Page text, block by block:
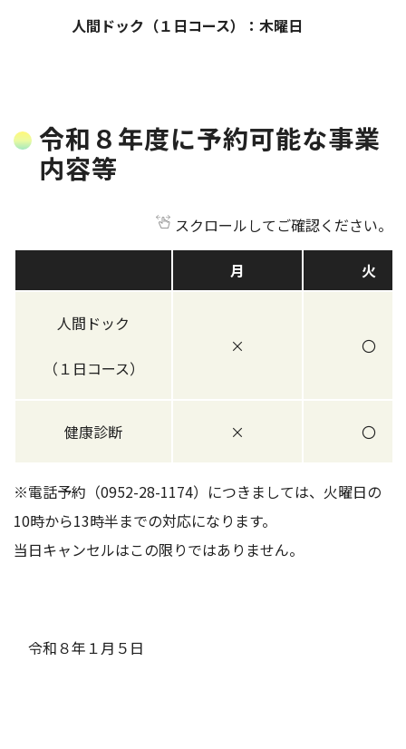
人間ドック（１日コース）：木曜日
令和８年度に予約可能な事業
内容等
スクロールしてご確認ください。
月 火
人間ドック
（１日コース）
× 〇
健康診断 × 〇
※電話予約（0952-28-1174）につきましては、火曜日の
10時から13時半までの対応になります。
当日キャンセルはこの限りではありません。
令和８年１月５日